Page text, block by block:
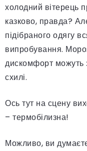
холодний вітерець
казково, правда?
підібраного одягу
випробування.
дискомфорт можуть
схилі.
Ось тут на сцену
– термобілизна!
Можливо, ви